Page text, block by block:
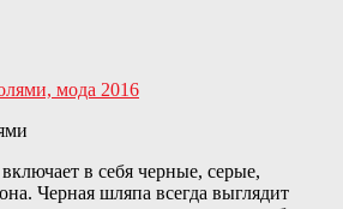
в себя черные, серые,
Черная шляпа всегда выглядит